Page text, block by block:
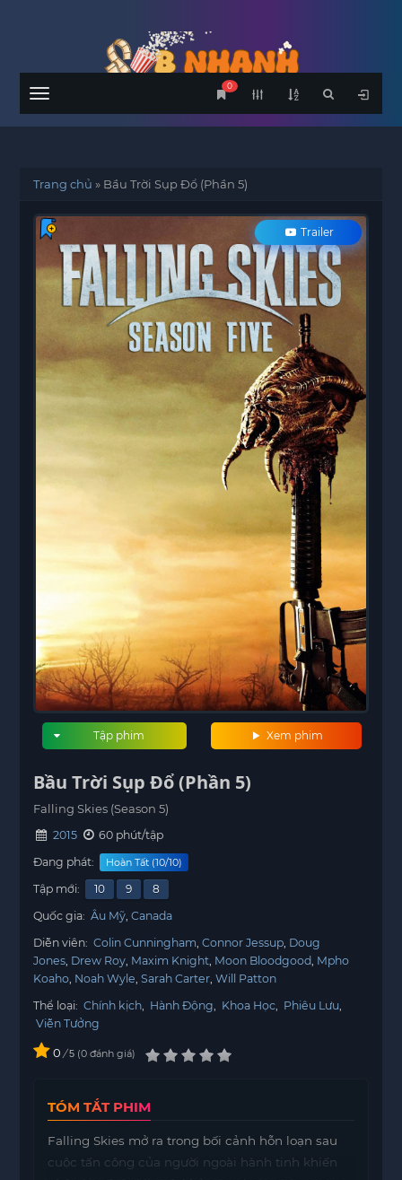
Menu
0
Trang chủ » Bầu Trời Sụp Đổ (Phần 5)
Trailer
Xem phim
Tập phim
Bầu Trời Sụp Đổ (Phần 5)
Falling Skies (Season 5)
2015
60 phút/tập
Đang phát:
Hoàn Tất (10/10)
Tập mới: 10 9
8
Quốc gia: Âu Mỹ Canada
Diễn viên: Colin Cunningham Connor Jessup Doug
Jones Drew Roy Maxim Knight Moon Bloodgood Mpho
Koaho Noah Wyle Sarah Carter Will Patton
Thể loại: Chính kịch Hành Động Khoa Học Phiêu Lưu
Viễn Tưởng
0 / 5 0 đánh giá
TÓM TẮT PHIM
Falling Skies mở ra trong bối cảnh hỗn loạn sau
cuộc tấn công của người ngoài hành tinh khiến